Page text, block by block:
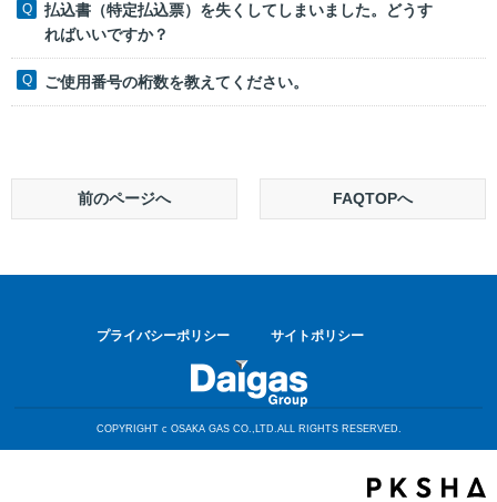
払込書（特定払込票）を失くしてしまいました。どうす
ればいいですか？
ご使用番号の桁数を教えてください。
前のページへ FAQTOPへ
プライバシーポリシー サイトポリシー
COPYRIGHT c OSAKA GAS CO.,LTD.ALL RIGHTS RESERVED.